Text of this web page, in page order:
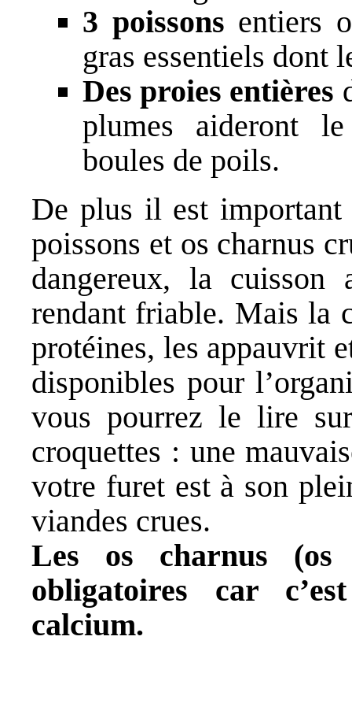
3 poissons entiers
gras essentiels dont
Des proies entières
plumes aideront
boules de poils.
De plus il est important
poissons et os charnus
dangereux, la
rendant friable. Mais la
protéines, les appauvrit
disponibles pour
vous pourrez le lire
croquettes : une
votre furet est à son
viandes crues.
Les os charnus (os
obligatoires car
calcium.